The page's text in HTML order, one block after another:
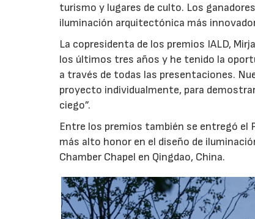
turismo y lugares de culto. Los
iluminación arquitectónica más
La copresidenta de los premios IALD,
los últimos tres años y he tenido la
a través de todas las presentaciones.
proyecto individualmente, para
ciego”.
Entre los premios también se entregó el
más alto honor en el diseño de
Chamber Chapel en Qingdao, China.